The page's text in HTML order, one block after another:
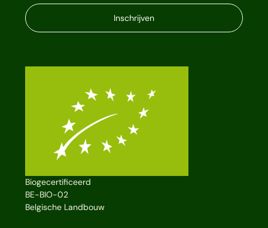
Inschrijven
Biogecertificeerd
BE-BIO-02
Belgische Landbouw